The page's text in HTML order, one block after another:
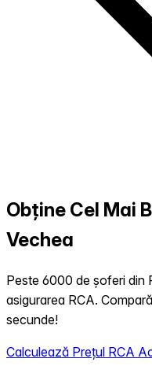
Obține Cel Mai
Vechea
Peste 6000 de șoferi din
asigurarea RCA.
secunde!
Calculează Prețul RCA